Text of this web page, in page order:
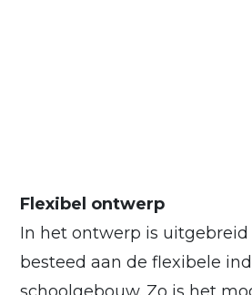
Flexibel ontwerp
In het ontwerp is
besteed aan de flexibele